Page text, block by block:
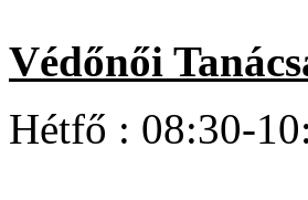
Védőnői
Hétfő : 08:30-